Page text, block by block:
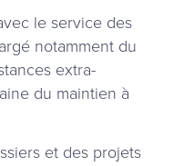
le service des
notamment du
extra-
du maintien à
et des projets